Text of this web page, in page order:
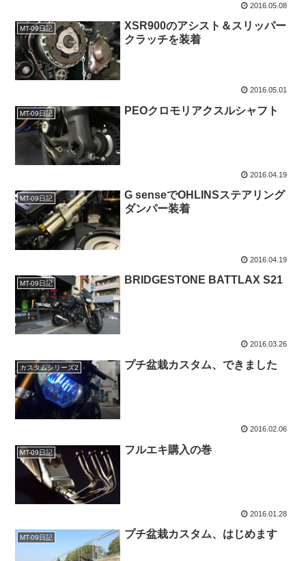
2016.05.08
MT-09日記
XSR900のアシスト＆スリッパー
クラッチを装着
2016.05.01
MT-09日記 PEOクロモリアクスルシャフト
2016.04.19
MT-09日記
G senseでOHLINSステアリング
ダンパー装着
2016.04.19
MT-09日記 BRIDGESTONE BATTLAX S21
2016.03.26
カスタムシリーズ2 プチ盆栽カスタム、できました
2016.02.06
MT-09日記 フルエキ購入の巻
2016.01.28
MT-09日記 プチ盆栽カスタム、はじめます